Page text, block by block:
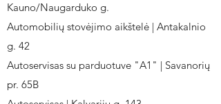
Kauno/Naugarduko g.
Automobilių stovėjimo aikštelė | Antakalnio
g. 42
Autoservisas su parduotuve "A1" | Savanorių
pr. 65B